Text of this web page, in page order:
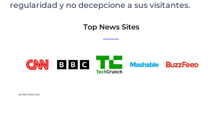
regularidad y no decepcione a sus visitantes.